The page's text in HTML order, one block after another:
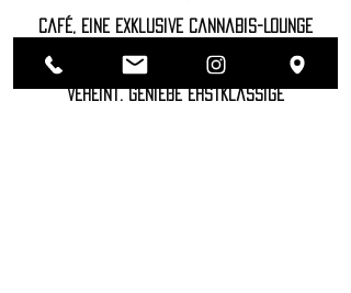
Café, eine exklusive Cannabis-Lounge
und einen gut sortierten Headshop
vereint. Genieße erstklassige